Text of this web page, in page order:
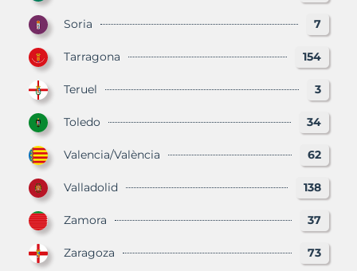
Soria 7
Tarragona 154
Teruel 3
Toledo 34
Valencia/València 62
Valladolid 138
Zamora 37
Zaragoza 73